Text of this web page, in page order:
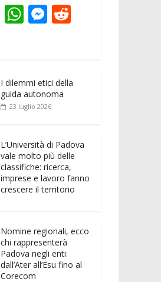
E W
A
p
M
n
g
t
I dilemmi etici della
guida autonoma
23 luglio 2026
L’Università di Padova
vale molto più delle
classifiche: ricerca,
imprese e lavoro fanno
crescere il territorio
Nomine regionali, ecco
chi rappresenterà
Padova negli enti:
dall’Ater all’Esu fino al
Corecom